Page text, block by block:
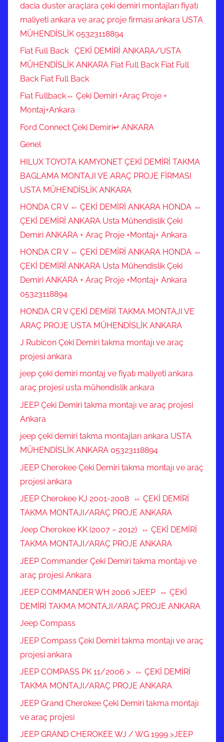
dacia duster araçlara çeki demiri montajları fiyatı
maliyeti ankara ve araç proje firması ankara USTA
MÜHENDİSLİK 05323118894
Fiat Full Back ÇEKİ DEMİRİ ANKARA/USTA
MÜHENDİSLİK ANKARA Fiat Full Back Fiat Full
Back Fiat Full Back
Fiat Fullback⇔ Çeki Demiri +Araç Proje +
Montaj+Ankara
Ford Connect Çeki Demiri↵ ANKARA
Genel
HILUX TOYOTA KAMYONET ÇEKİ DEMİRİ TAKMA
BAGLAMA MONTAJI VE ARAÇ PROJE FİRMASI
USTA MÜHENDİSLİK ANKARA
HONDA CR V ⇔ ÇEKİ DEMİRİ ANKARA HONDA ⇔
ÇEKİ DEMİRİ ANKARA Usta Mühendislik Çeki
Demiri ANKARA + Araç Proje +Montaj+ Ankara
HONDA CR V ⇔ ÇEKİ DEMİRİ ANKARA HONDA ⇔
ÇEKİ DEMİRİ ANKARA Usta Mühendislik Çeki
Demiri ANKARA + Araç Proje +Montaj+ Ankara
05323118894
HONDA CR V ÇEKİ DEMİRİ TAKMA MONTAJI VE
ARAÇ PROJE USTA MÜHENDİSLİK ANKARA
J Rubicon Çeki Demiri takma montajı ve araç
projesi ankara
jeep çeki demiri montaj ve fiyatı maliyeti ankara
araç projesi usta mühendislik ankara
JEEP Çeki Demiri takma montajı ve araç projesi
Ankara
jeep çeki demiri takma montajları ankara USTA
MÜHENDİSLİK ANKARA 05323118894
JEEP Cherokee Çeki Demiri takma montajı ve araç
projesi ankara
JEEP Cherokee KJ 2001-2008 ⇔ ÇEKİ DEMİRİ
TAKMA MONTAJI/ARAÇ PROJE ANKARA
Jeep Cherokee KK (2007 – 2012) ⇔ ÇEKİ DEMİRİ
TAKMA MONTAJI/ARAÇ PROJE ANKARA
JEEP Commander Çeki Demiri takma montajı ve
araç projesi Ankara
JEEP COMMANDER WH 2006 >JEEP ⇔ ÇEKİ
DEMİRİ TAKMA MONTAJI/ARAÇ PROJE ANKARA
Jeep Compass
JEEP Compass Çeki Demiri takma montajı ve araç
projesi ankara
JEEP COMPASS PK 11/2006 > ⇔ ÇEKİ DEMİRİ
TAKMA MONTAJI/ARAÇ PROJE ANKARA
JEEP Grand Cherokee Çeki Demiri takma montajı
ve araç projesi
JEEP GRAND CHEROKEE WJ / WG 1999 >JEEP